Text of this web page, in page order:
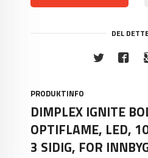
DEL
PRODUKTINFO
DIMPLEX IGNITE
OPTIFLAME, LED,
3 SIDIG, FOR